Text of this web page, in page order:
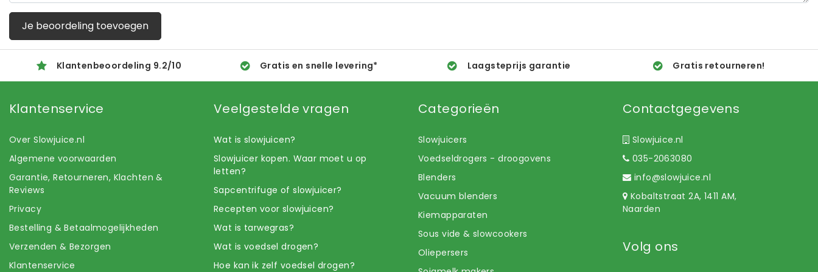
Je beoordeling toevoegen
Klantenbeoordeling 9.2/10 Gratis en snelle levering* Laagsteprijs garantie Gratis retourneren!
Klantenservice
Over Slowjuice.nl
Algemene voorwaarden
Garantie, Retourneren, Klachten &
Reviews
Privacy
Bestelling & Betaalmogelijkheden
Verzenden & Bezorgen
Klantenservice
Veelgestelde vragen
Wat is slowjuicen?
Slowjuicer kopen. Waar moet u op
letten?
Sapcentrifuge of slowjuicer?
Recepten voor slowjuicen?
Wat is tarwegras?
Wat is voedsel drogen?
Hoe kan ik zelf voedsel drogen?
Categorieën
Slowjuicers
Voedseldrogers - droogovens
Blenders
Vacuum blenders
Kiemapparaten
Sous vide & slowcookers
Oliepersers
Contactgegevens
Slowjuice.nl
035-2063080
info@slowjuice.nl
Kobaltstraat 2A, 1411 AM,
Naarden
Volg ons